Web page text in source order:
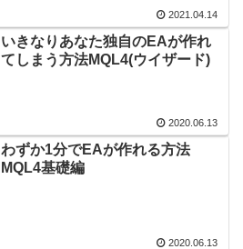
2021.04.14
いきなりあなた独自のEAが作れ
てしまう方法MQL4(ウイザード)
2020.06.13
わずか1分でEAが作れる方法
MQL4基礎編
2020.06.13